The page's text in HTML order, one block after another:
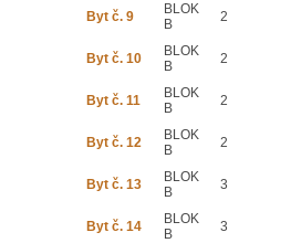
Byt č. 9
BLOK
B
2
Byt č. 10
BLOK
B
2
Byt č. 11
BLOK
B
2
Byt č. 12
BLOK
B
2
Byt č. 13
BLOK
B
3
Byt č. 14
BLOK
B
3